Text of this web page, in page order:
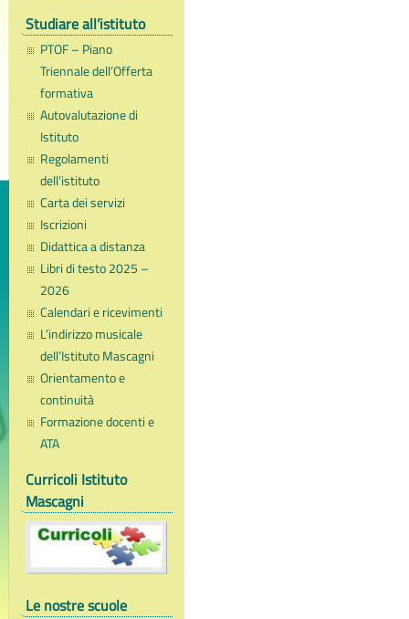
Studiare all’istituto
PTOF – Piano
Triennale dell’Offerta
formativa
Autovalutazione di
Istituto
Regolamenti
dell’istituto
Carta dei servizi
Iscrizioni
Didattica a distanza
Libri di testo 2025 –
2026
Calendari e ricevimenti
L’indirizzo musicale
dell’Istituto Mascagni
Orientamento e
continuità
Formazione docenti e
ATA
Curricoli Istituto
Mascagni
Le nostre scuole